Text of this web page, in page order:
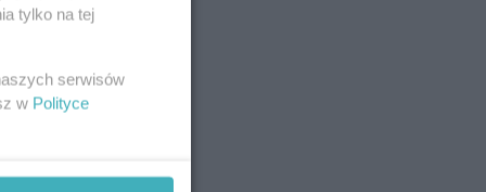
tylko na tej
serwisów
w Polityce